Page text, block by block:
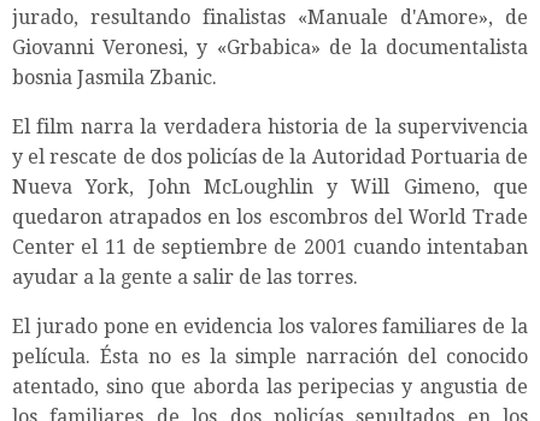
jurado, resultando finalistas «Manuale d'Amore», de
Giovanni Veronesi, y «Grbabica» de la documentalista
bosnia Jasmila Zbanic.
El film narra la verdadera historia de la supervivencia
y el rescate de dos policías de la Autoridad Portuaria de
Nueva York, John McLoughlin y Will Gimeno, que
quedaron atrapados en los escombros del World Trade
Center el 11 de septiembre de 2001 cuando intentaban
ayudar a la gente a salir de las torres.
El jurado pone en evidencia los valores familiares de la
película. Ésta no es la simple narración del conocido
atentado, sino que aborda las peripecias y angustia de